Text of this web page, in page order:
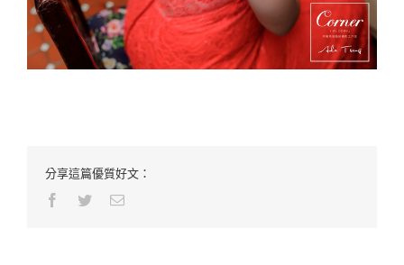
分享這篇優質好文：
Facebook
TwitterEmail: